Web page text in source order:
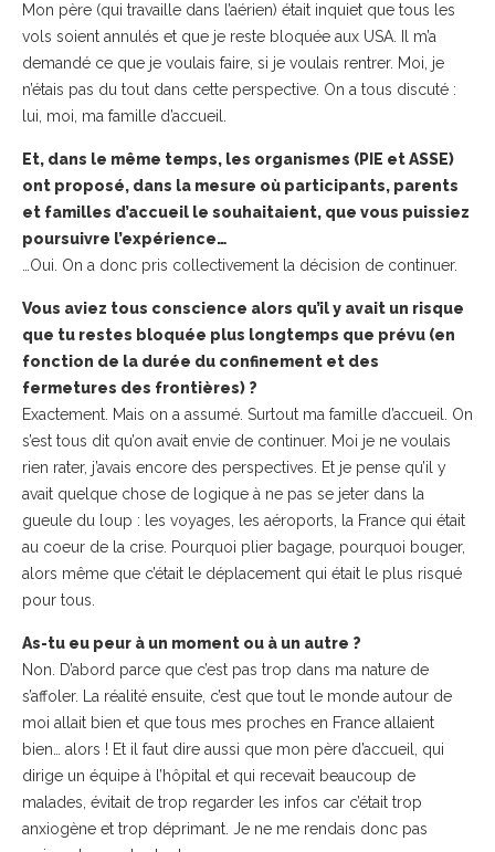
Mon père (qui travaille dans l’aérien) était inquiet que tous les
vols soient annulés et que je reste bloquée aux USA. Il m’a
demandé ce que je voulais faire, si je voulais rentrer. Moi, je
n’étais pas du tout dans cette perspective. On a tous discuté :
lui, moi, ma famille d’accueil.
Et, dans le même temps, les organismes (PIE et ASSE)
ont proposé, dans la mesure où participants, parents
et familles d’accueil le souhaitaient, que vous puissiez
poursuivre l’expérience…
…Oui. On a donc pris collectivement la décision de continuer.
Vous aviez tous conscience alors qu’il y avait un risque
que tu restes bloquée plus longtemps que prévu (en
fonction de la durée du confinement et des
fermetures des frontières) ?
Exactement. Mais on a assumé. Surtout ma famille d’accueil. On
s’est tous dit qu’on avait envie de continuer. Moi je ne voulais
rien rater, j’avais encore des perspectives. Et je pense qu’il y
avait quelque chose de logique à ne pas se jeter dans la
gueule du loup : les voyages, les aéroports, la France qui était
au coeur de la crise. Pourquoi plier bagage, pourquoi bouger,
alors même que c’était le déplacement qui était le plus risqué
pour tous.
As-tu eu peur à un moment ou à un autre ?
Non. D’abord parce que c’est pas trop dans ma nature de
s’affoler. La réalité ensuite, c’est que tout le monde autour de
moi allait bien et que tous mes proches en France allaient
bien… alors ! Et il faut dire aussi que mon père d’accueil, qui
dirige un équipe à l’hôpital et qui recevait beaucoup de
malades, évitait de trop regarder les infos car c’était trop
anxiogène et trop déprimant. Je ne me rendais donc pas